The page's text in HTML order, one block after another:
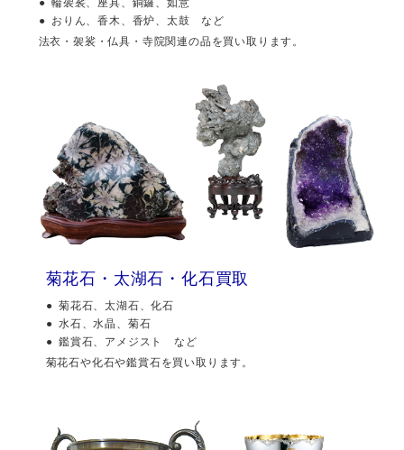
おりん、香木、香炉、太鼓 など
法衣・袈裟・仏具・寺院関連の品を買い取ります。
菊花石・太湖石・化石買取
菊花石、太湖石、化石
水石、水晶、菊石
鑑賞石、アメジスト など
菊花石や化石や鑑賞石を買い取ります。